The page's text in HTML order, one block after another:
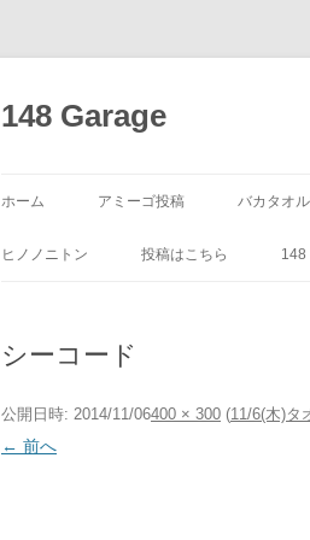
ン
ツ
ッ
148 Garage
ホーム アミーゴ投稿 バカタオ
ヒノノニトン 投稿はこちら
シーコード
公開日時: 2014/11/06400 × 300 (11/6(木)タ
← 前へ